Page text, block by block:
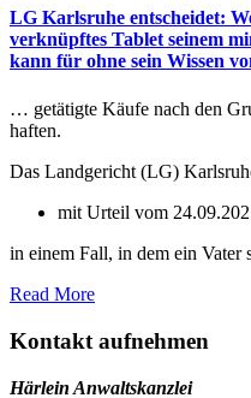
LG Karlsruhe entscheidet:
verknüpftes Tablet seinem
kann für ohne sein Wissen
… getätigte Käufe nach den
haften.
Das Landgericht (LG)
mit Urteil vom
in einem Fall, in dem ein Vater
Read More
Kontakt aufnehmen
Härlein Anwaltskanzlei